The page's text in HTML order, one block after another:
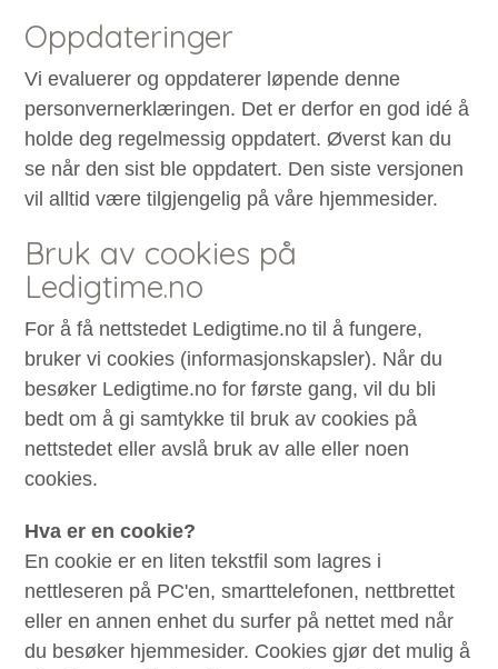
Oppdateringer
Vi evaluerer og oppdaterer løpende denne
personvernerklæringen. Det er derfor en god idé å
holde deg regelmessig oppdatert. Øverst kan du
se når den sist ble oppdatert. Den siste versjonen
vil alltid være tilgjengelig på våre hjemmesider.
Bruk av cookies på
Ledigtime.no
For å få nettstedet Ledigtime.no til å fungere,
bruker vi cookies (informasjonskapsler). Når du
besøker Ledigtime.no for første gang, vil du bli
bedt om å gi samtykke til bruk av cookies på
nettstedet eller avslå bruk av alle eller noen
cookies.
Hva er en cookie?
En cookie er en liten tekstfil som lagres i
nettleseren på PC'en, smarttelefonen, nettbrettet
eller en annen enhet du surfer på nettet med når
du besøker hjemmesider. Cookies gjør det mulig å